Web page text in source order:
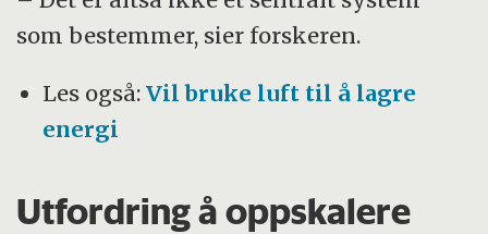
som bestemmer, sier forskeren.
Les også:Vil bruke luft til å lagre
energi
Utfordring å oppskalere